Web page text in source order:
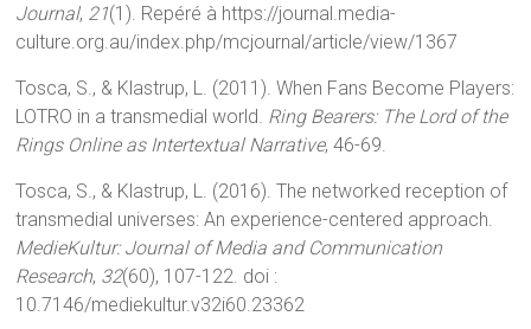
Journal, 21(1). Repéré à https://journal.media-
culture.org.au/index.php/mcjournal/article/view/1367
Tosca, S., & Klastrup, L. (2011). When Fans Become Players:
LOTRO in a transmedial world. Ring Bearers: The Lord of the
Rings Online as Intertextual Narrative, 46-69.
Tosca, S., & Klastrup, L. (2016). The networked reception of
transmedial universes: An experience-centered approach.
MedieKultur: Journal of Media and Communication
Research, 32(60), 107-122. doi :
10.7146/mediekultur.v32i60.23362